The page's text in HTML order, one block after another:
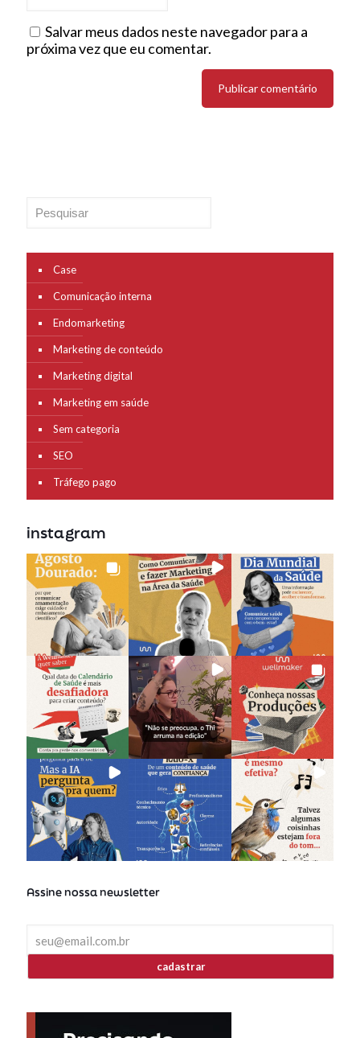
Salvar meus dados neste navegador para a
próxima vez que eu comentar.
Pesquisar
Case
Comunicação interna
Endomarketing
Marketing de conteúdo
Marketing digital
Marketing em saúde
Sem categoria
SEO
Tráfego pago
instagram
Assine nossa newsletter
cadastrar